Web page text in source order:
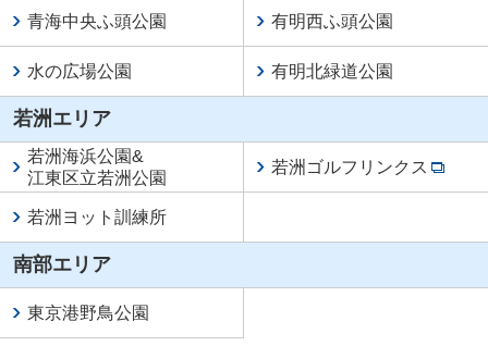
青海中央ふ頭公園 有明西ふ頭公園
水の広場公園 有明北緑道公園
若洲エリア
若洲海浜公園&
江東区立若洲公園
若洲ゴルフリンクス
若洲ヨット訓練所
南部エリア
東京港野鳥公園